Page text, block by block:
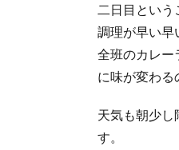
二日目という
調理が早い早
全班のカレー
に味が変わる
天気も朝少
す。